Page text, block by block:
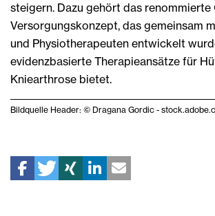
steigern. Dazu gehört das renommierte
Versorgungskonzept, das gemeinsam
und Physiotherapeuten entwickelt
evidenzbasierte Therapieansätze für
Kniearthrose bietet.
Bildquelle Header: © Dragana Gordic -